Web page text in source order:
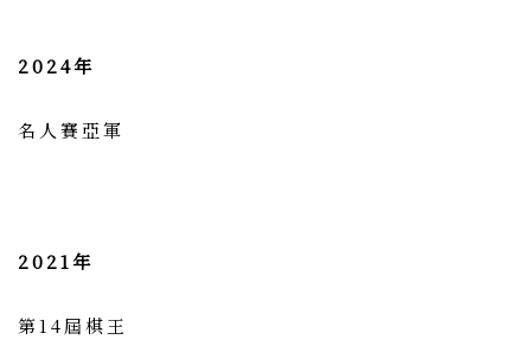
2024年
名人賽亞軍
2021年
第14屆棋王